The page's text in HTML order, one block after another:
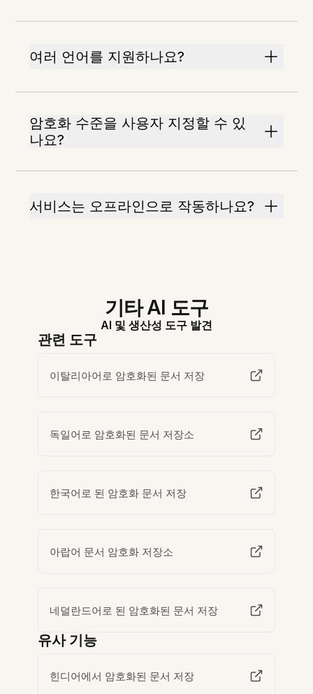
여러 언어를 지원하나요?
암호화 수준을 사용자 지정할 수 있
나요?
서비스는 오프라인으로 작동하나요?
기타 AI 도구
AI 및 생산성 도구 발견
관련 도구
이탈리아어로 암호화된 문서 저장
독일어로 암호화된 문서 저장소
한국어로 된 암호화 문서 저장
아랍어 문서 암호화 저장소
네덜란드어로 된 암호화된 문서 저장
유사 기능
힌디어에서 암호화된 문서 저장